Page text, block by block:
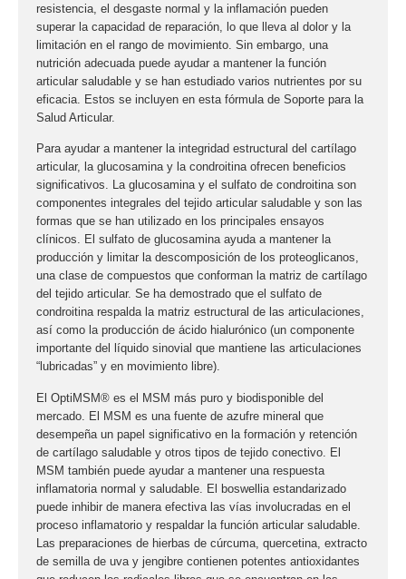
resistencia, el desgaste normal y la inflamación pueden
superar la capacidad de reparación, lo que lleva al dolor y la
limitación en el rango de movimiento. Sin embargo, una
nutrición adecuada puede ayudar a mantener la función
articular saludable y se han estudiado varios nutrientes por su
eficacia. Estos se incluyen en esta fórmula de Soporte para la
Salud Articular.
Para ayudar a mantener la integridad estructural del cartílago
articular, la glucosamina y la condroitina ofrecen beneficios
significativos. La glucosamina y el sulfato de condroitina son
componentes integrales del tejido articular saludable y son las
formas que se han utilizado en los principales ensayos
clínicos. El sulfato de glucosamina ayuda a mantener la
producción y limitar la descomposición de los proteoglicanos,
una clase de compuestos que conforman la matriz de cartílago
del tejido articular. Se ha demostrado que el sulfato de
condroitina respalda la matriz estructural de las articulaciones,
así como la producción de ácido hialurónico (un componente
importante del líquido sinovial que mantiene las articulaciones
“lubricadas” y en movimiento libre).
El OptiMSM® es el MSM más puro y biodisponible del
mercado. El MSM es una fuente de azufre mineral que
desempeña un papel significativo en la formación y retención
de cartílago saludable y otros tipos de tejido conectivo. El
MSM también puede ayudar a mantener una respuesta
inflamatoria normal y saludable. El boswellia estandarizado
puede inhibir de manera efectiva las vías involucradas en el
proceso inflamatorio y respaldar la función articular saludable.
Las preparaciones de hierbas de cúrcuma, quercetina, extracto
de semilla de uva y jengibre contienen potentes antioxidantes